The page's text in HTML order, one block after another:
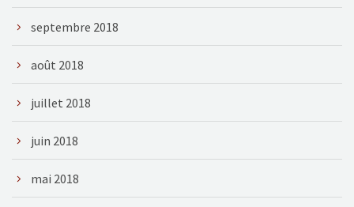
septembre 2018
août 2018
juillet 2018
juin 2018
mai 2018